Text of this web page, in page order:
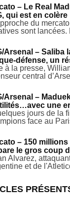
– Le Real
qui est en colère
du
sont lancées.
Arsenal – Saliba
défense, un
à la presse,
central
Arsenal –
une
jours de la
face au
– 150 millions
le gros coup
Alvarez,
et de